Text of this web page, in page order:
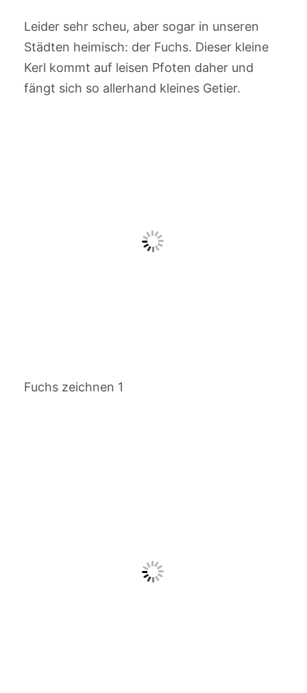
Leider sehr scheu, aber sogar in unseren
Städten heimisch: der Fuchs. Dieser kleine
Kerl kommt auf leisen Pfoten daher und
fängt sich so allerhand kleines Getier.
Fuchs zeichnen 1